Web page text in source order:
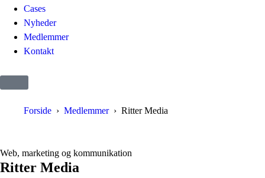
Cases
Nyheder
Medlemmer
Kontakt
Forside Medlemmer Ritter Media
Web, marketing og kommunikation
Ritter Media